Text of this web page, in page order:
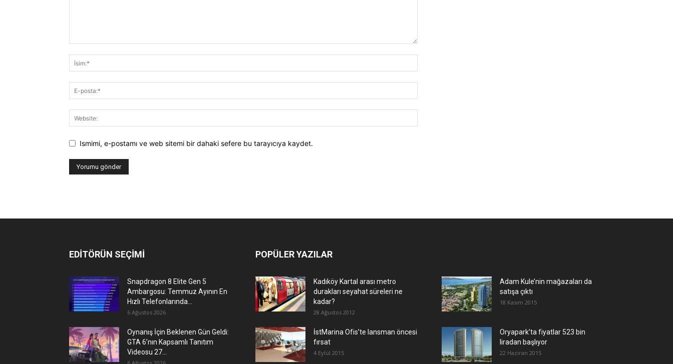
Ismimi, e-postamı ve web sitemi bir dahaki sefere bu tarayıcıya kaydet.
EDİTÖRÜN SEÇİMİ
Snapdragon 8 Elite Gen 5
Ambargosu: Temmuz Ayının En
Hızlı Telefonlarında...
6 Ağustos 2026
Oynanış İçin Beklenen Gün Geldi:
GTA 6’nın Kapsamlı Tanıtım
Videosu 27...
POPÜLER YAZILAR
Kadıköy Kartal arası metro
durakları seyahat süreleri ne
kadar?
28 Ağustos 2012
Adam Kule’nin mağazaları da
satışa çıktı
18 Kasım 2015
İstMarina Ofis’te lansman öncesi
fırsat
4 Eylül 2015
Oryapark’ta fiyatlar 523 bin
liradan başlıyor
22 Haziran 2015